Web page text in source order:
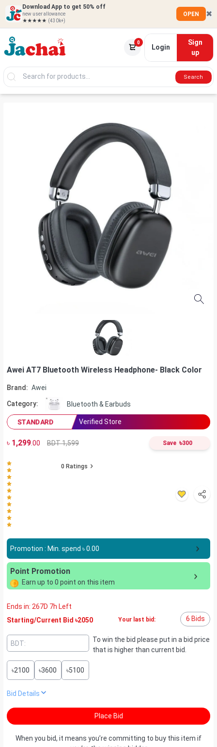
Download App to get 50% off
new user allowance
★★★★★ (430k+)
OPEN ✖
0
Login
Sign
up
Search
Awei AT7 Bluetooth Wireless Headphone- Black Color
Brand: Awei
Category: Bluetooth & Earbuds
STANDARD Verified Store
৳ 1,299.00 BDT 1,599 Save ৳300
0 Ratings
Promotion : Min. spend ৳0.00
Point Promotion
Earn up to 0 point on this item
Ends in: 267D 7h Left
Starting/Current Bid ৳2050 Your last bid: 6 Bids
৳2100 ৳3600 ৳5100
Bid Details
To win the bid please put in a bid price
that is higher than current bid.
Place Bid
When you bid, it means you’re committing to buy this item if